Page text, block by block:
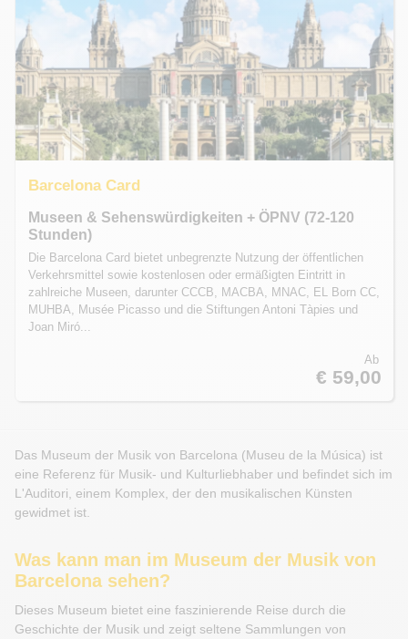
Barcelona Card
Museen & Sehenswürdigkeiten + ÖPNV (72-120
Stunden)
Die Barcelona Card bietet unbegrenzte Nutzung der öffentlichen
Verkehrsmittel sowie kostenlosen oder ermäßigten Eintritt in
zahlreiche Museen, darunter CCCB, MACBA, MNAC, EL Born CC,
MUHBA, Musée Picasso und die Stiftungen Antoni Tàpies und
Joan Miró...
Ab
€ 59,00
Das Museum der Musik von Barcelona (Museu de la Música) ist
eine Referenz für Musik- und Kulturliebhaber und befindet sich im
L'Auditori, einem Komplex, der den musikalischen Künsten
gewidmet ist.
Was kann man im Museum der Musik von
Barcelona sehen?
Dieses Museum bietet eine faszinierende Reise durch die
Geschichte der Musik und zeigt seltene Sammlungen von